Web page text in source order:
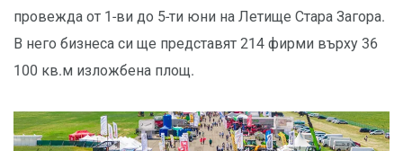
провежда от 1-ви до 5-ти юни на Летище Стара Загора.
В него бизнеса си ще представят 214 фирми върху 36
100 кв.м изложбена площ.